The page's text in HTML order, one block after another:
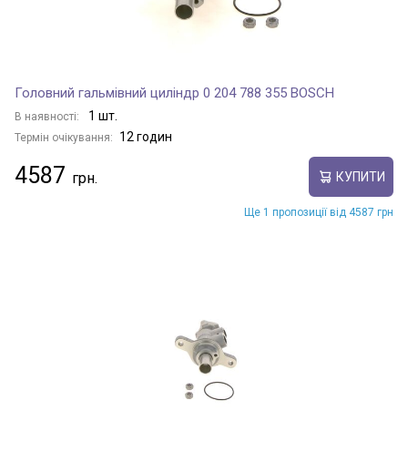
Головний гальмівний циліндр 0 204 788 355 BOSCH
В наявності: 1 шт.
Термін очікування: 12 годин
4587 КУПИТИ
Ще 1 пропозиції від 4587 грн